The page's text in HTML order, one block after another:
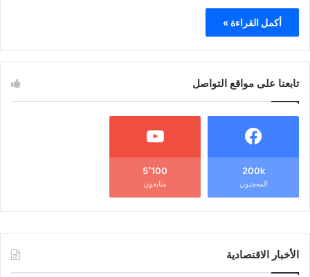
أكمل القراءة »
تابعنا على مواقع التواصل
200k
المعجبون
5٬100
متابعون
الأخبار الاقتصادية